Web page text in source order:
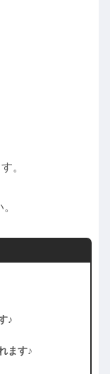
。
♪
ます♪